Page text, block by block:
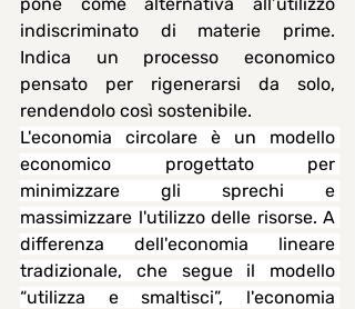
indiscriminato di materie prime.
Indica un processo economico
pensato per rigenerarsi da solo,
rendendolo così sostenibile.
L'economia circolare è un modello
economico progettato per
minimizzare gli sprechi e
massimizzare l'utilizzo delle risorse. A
differenza dell'economia lineare
tradizionale, che segue il modello
“utilizza e smaltisci”, l'economia